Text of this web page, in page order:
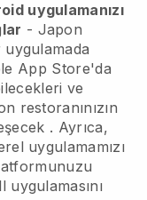
uygulamanızı
- Japon
uygulamada
App Store'da
ve
restoranınızın
. Ayrıca,
uygulamamızı
uygulamasını